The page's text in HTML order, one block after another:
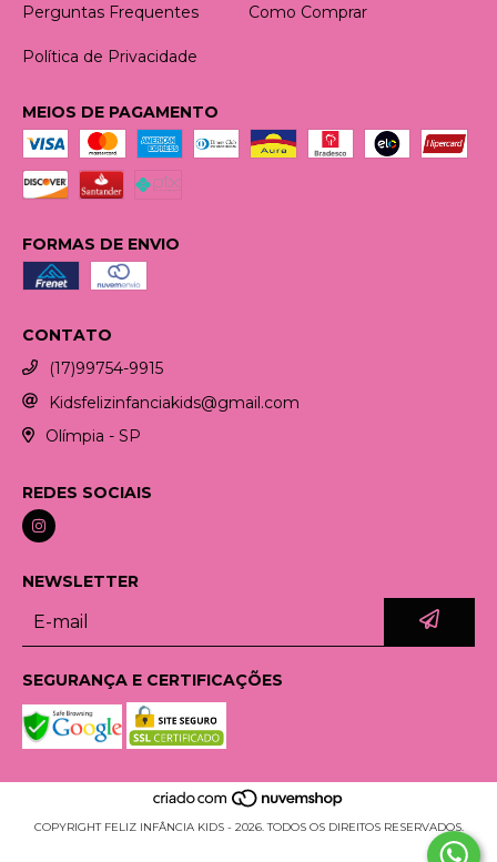
Perguntas Frequentes Como Comprar
Política de Privacidade
MEIOS DE PAGAMENTO
FORMAS DE ENVIO
CONTATO
(17)99754-9915
Kidsfelizinfanciakids@gmail.com
Olímpia - SP
REDES SOCIAIS
NEWSLETTER
SEGURANÇA E CERTIFICAÇÕES
COPYRIGHT FELIZ INFÂNCIA KIDS - 2026. TODOS OS DIREITOS RESERVADOS.